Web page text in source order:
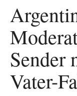
Sender
Vater-